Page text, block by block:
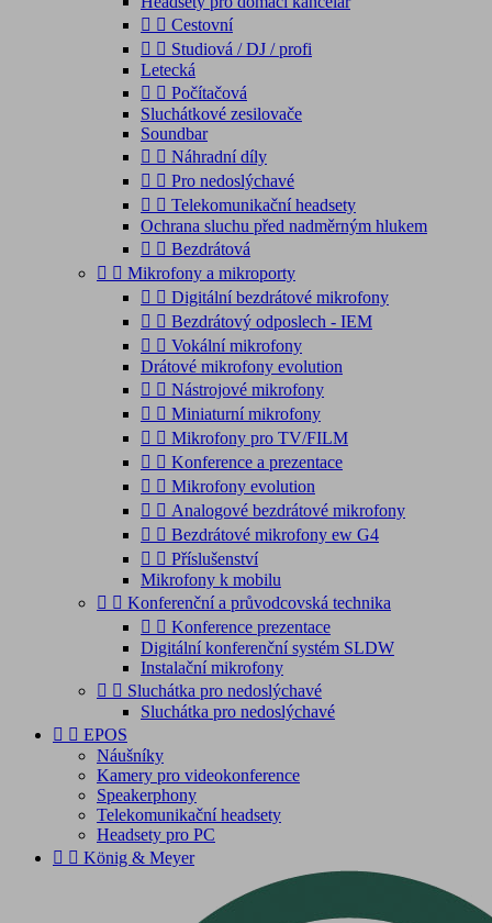
  Cestovní
  Studiová / DJ / profi
Letecká
  Počítačová
Sluchátkové zesilovače
Soundbar
  Náhradní díly
  Pro nedoslýchavé
  Telekomunikační headsety
Ochrana sluchu před nadměrným hlukem
  Bezdrátová
  Mikrofony a mikroporty
  Digitální bezdrátové mikrofony
  Bezdrátový odposlech - IEM
  Vokální mikrofony
Drátové mikrofony evolution
  Nástrojové mikrofony
  Miniaturní mikrofony
  Mikrofony pro TV/FILM
  Konference a prezentace
  Mikrofony evolution
  Analogové bezdrátové mikrofony
  Bezdrátové mikrofony ew G4
  Příslušenství
Mikrofony k mobilu
  Konferenční a průvodcovská technika
  Konference prezentace
Digitální konferenční systém SLDW
Instalační mikrofony
  Sluchátka pro nedoslýchavé
Sluchátka pro nedoslýchavé
  EPOS
Náušníky
Kamery pro videokonference
Speakerphony
Telekomunikační headsety
Headsety pro PC
  König & Meyer